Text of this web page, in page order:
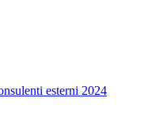
esterni 2024